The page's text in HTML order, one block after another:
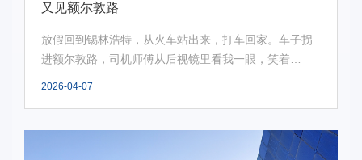
又见额尔敦路
放假回到锡林浩特，从火车站出来，打车回家。车子拐
进额尔敦路，司机师傅从后视镜里看我一眼，笑着
2026-04-07